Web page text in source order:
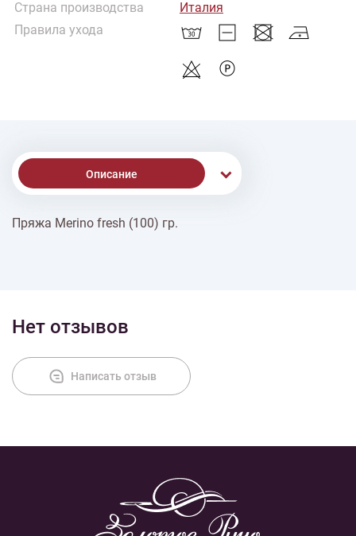
Страна производства
Италия
Правила ухода
Описание
% Скидки
Пряжа Merino fresh (100) гр.
Нет отзывов
Написать отзыв